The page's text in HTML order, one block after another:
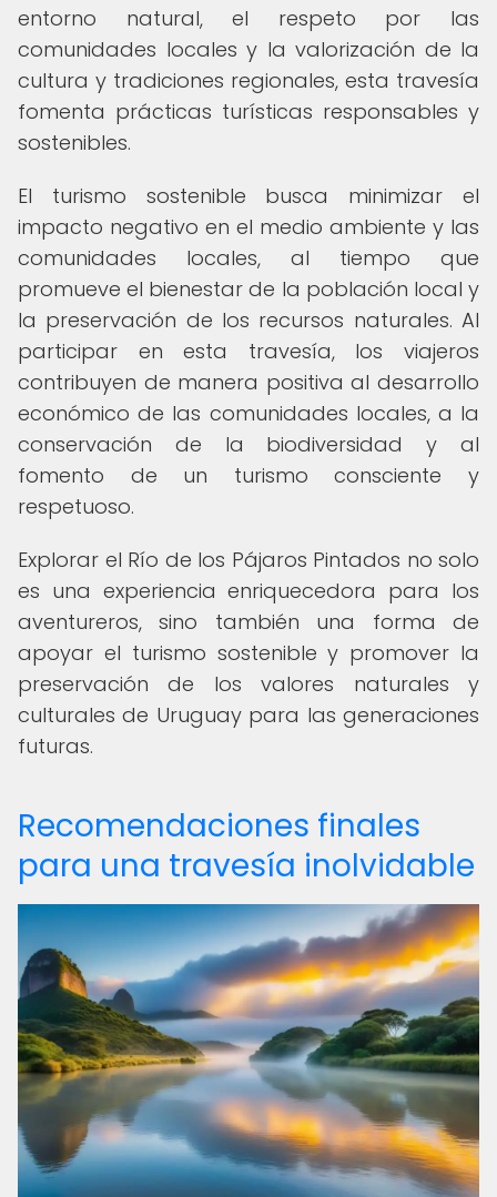
entorno natural, el respeto por las
comunidades locales y la valorización de la
cultura y tradiciones regionales, esta travesía
fomenta prácticas turísticas responsables y
sostenibles.
El turismo sostenible busca minimizar el
impacto negativo en el medio ambiente y las
comunidades locales, al tiempo que
promueve el bienestar de la población local y
la preservación de los recursos naturales. Al
participar en esta travesía, los viajeros
contribuyen de manera positiva al desarrollo
económico de las comunidades locales, a la
conservación de la biodiversidad y al
fomento de un turismo consciente y
respetuoso.
Explorar el Río de los Pájaros Pintados no solo
es una experiencia enriquecedora para los
aventureros, sino también una forma de
apoyar el turismo sostenible y promover la
preservación de los valores naturales y
culturales de Uruguay para las generaciones
futuras.
Recomendaciones finales
para una travesía inolvidable